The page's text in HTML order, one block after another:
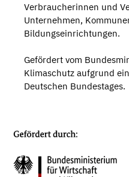
Verbraucherinnen und
Unternehmen,
Bildungseinrichtungen.
Gefördert vom
Klimaschutz aufgrund
Deutschen Bundestages.